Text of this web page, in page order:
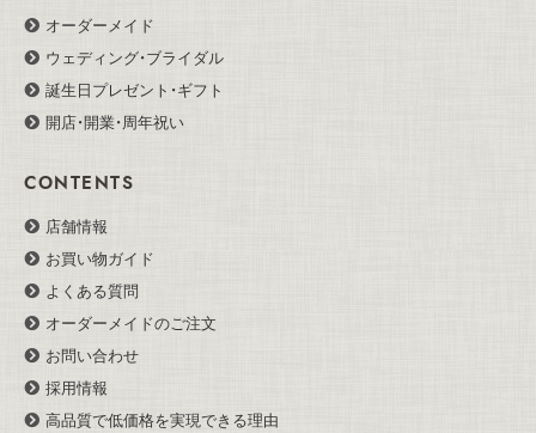
オーダーメイド
ウェディング・ブライダル
誕生日プレゼント・ギフト
開店・開業・周年祝い
CONTENTS
店舗情報
お買い物ガイド
よくある質問
オーダーメイドのご注文
お問い合わせ
採用情報
高品質で低価格を実現できる理由